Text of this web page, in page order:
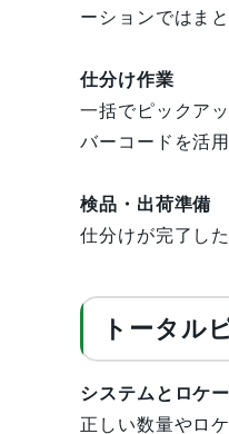
ーションではま
仕分け作業
一括でピックア
バーコードを活
検品・出荷準備
仕分けが完了し
トータル
システムとロケ
正しい数量やロ